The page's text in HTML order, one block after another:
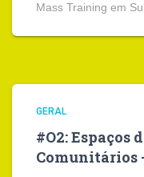
Mass Training em
GERAL
#O2: Espaços
Comunitários